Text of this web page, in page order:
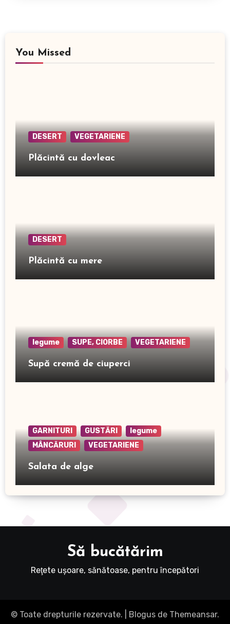
You Missed
DESERT VEGETARIENE
Plăcintă cu dovleac
DESERT
Plăcintă cu mere
legume SUPE, CIORBE VEGETARIENE
Supă cremă de ciuperci
GARNITURI GUSTĂRI
legume
MÂNCĂRURI
VEGETARIENE
Salata de alge
Să bucătărim
Reţete uşoare, sănătoase, pentru începători
© Toate drepturile rezervate. Blogus de Themeansar.